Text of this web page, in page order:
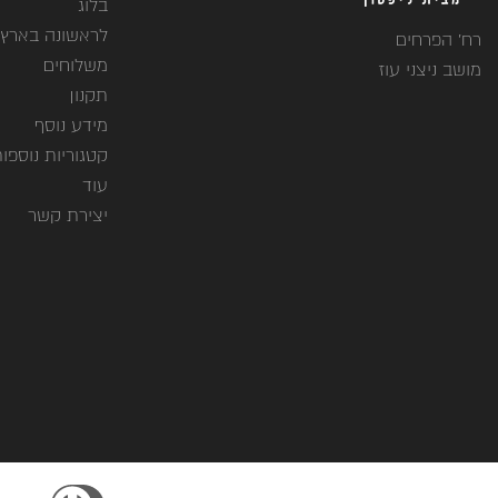
רח' הפרחים
מושב ניצני עוז
בלוג
לראשונה בארץ
משלוחים
תקנון
מידע נוסף
קטגוריות
עוד
יצירת קשר